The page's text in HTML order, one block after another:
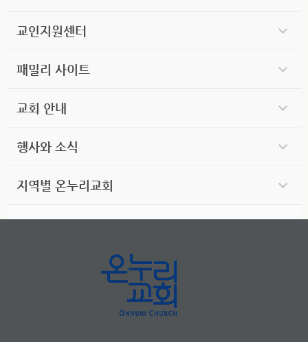
교인지원센터
패밀리 사이트
교회 안내
행사와 소식
지역별 온누리교회